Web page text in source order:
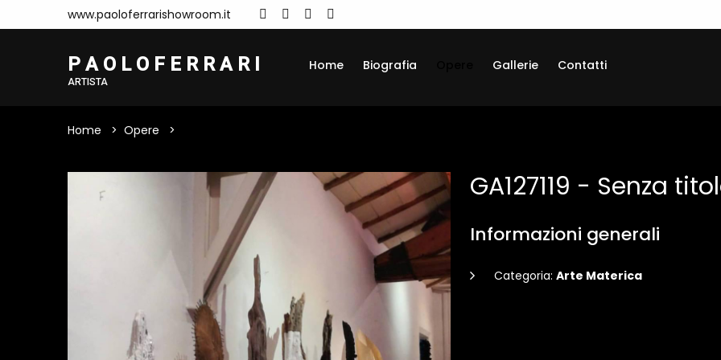
www.paoloferrarishowroom.it
P A O L O F E R R A R I
ARTISTA
Home Biografia Gallerie Contatti
Home Opere
GA127119 - Senza
Informazioni generali
Categoria: Arte Materica